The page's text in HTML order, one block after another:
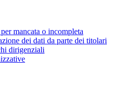
mancata o incompleta
dei dati da parte dei titolari
dirigenziali